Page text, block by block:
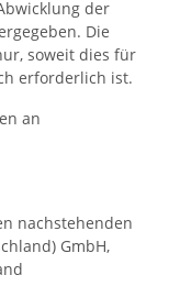
der
Die
soweit dies für
erforderlich ist.
an
nachstehenden
GmbH,